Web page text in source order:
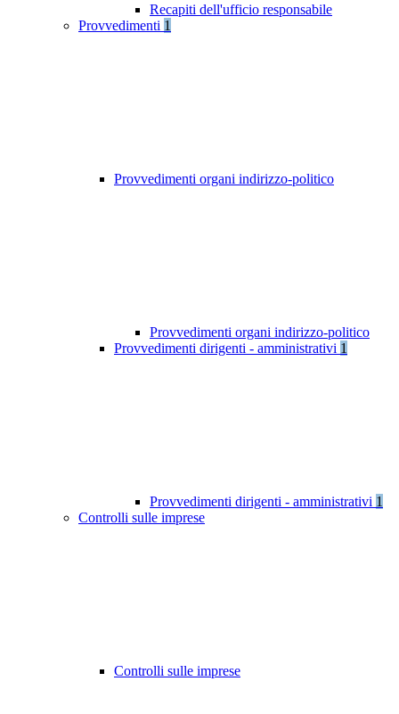
Recapiti dell'ufficio responsabile
Provvedimenti 1
Provvedimenti organi indirizzo-politico
Provvedimenti organi indirizzo-politico
Provvedimenti dirigenti - amministrativi 1
Provvedimenti dirigenti - amministrativi 1
Controlli sulle imprese
Controlli sulle imprese